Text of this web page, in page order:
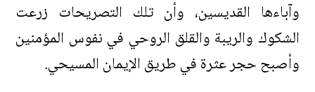
وآباءها القديسين، وأن تلك التصريحات زرعت
الشكوك والريبة والقلق الروحي في نفوس المؤمنين
وأصبح حجر عثرة في طريق الإيمان المسيحي.